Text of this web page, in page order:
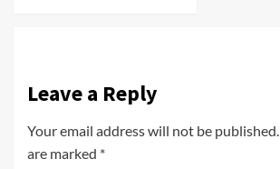
Leave a Reply
Your email address will not be published.
are marked *